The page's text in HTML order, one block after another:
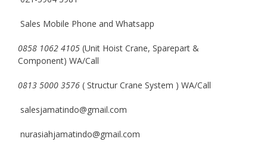
Sales Mobile Phone and Whatsapp
0858 1062 4105 (Unit Hoist Crane, Sparepart &
Component) WA/Call
0813 5000 3576 ( Structur Crane System ) WA/Call
salesjamatindo@gmail.com
nurasiahjamatindo@gmail.com